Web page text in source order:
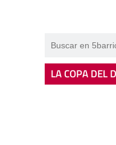
LA COPA DEL